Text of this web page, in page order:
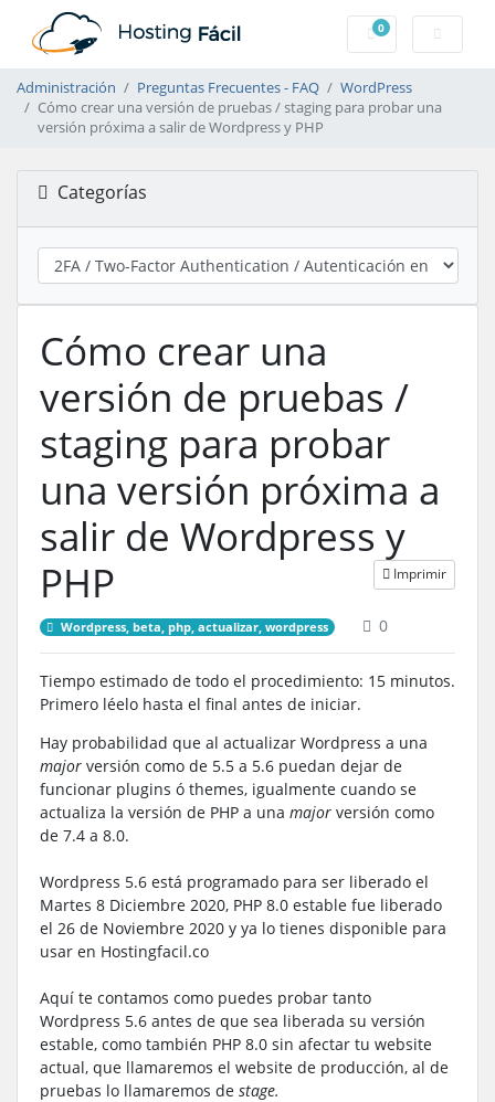
0Carro de Pedidos
Administración Preguntas Frecuentes - FAQ
WordPress
Cómo crear una versión de pruebas / staging para probar una
versión próxima a salir de Wordpress y PHP
Categorías
Cómo crear una
versión de pruebas /
staging para probar
una versión próxima a
salir de Wordpress y
PHP
Imprimir
Wordpress, beta, php, actualizar, wordpress 0
Tiempo estimado de todo el procedimiento: 15 minutos.
Primero léelo hasta el final antes de iniciar.
Hay probabilidad que al actualizar Wordpress a una
major versión como de 5.5 a 5.6 puedan dejar de
funcionar plugins ó themes, igualmente cuando se
actualiza la versión de PHP a una major versión como
de 7.4 a 8.0.
Wordpress 5.6 está programado para ser liberado el
Martes 8 Diciembre 2020, PHP 8.0 estable fue liberado
el 26 de Noviembre 2020 y ya lo tienes disponible para
usar en Hostingfacil.co
Aquí te contamos como puedes probar tanto
Wordpress 5.6 antes de que sea liberada su versión
estable, como también PHP 8.0 sin afectar tu website
actual, que llamaremos el website de producción, al de
pruebas lo llamaremos de stage.